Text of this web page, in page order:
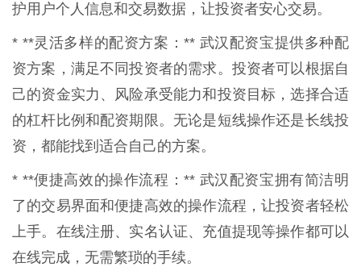
护用户个人信息和交易数据，让投资者安心交易。
* **灵活多样的配资方案：** 武汉配资宝提供多种配
资方案，满足不同投资者的需求。投资者可以根据自
己的资金实力、风险承受能力和投资目标，选择合适
的杠杆比例和配资期限。无论是短线操作还是长线投
资，都能找到适合自己的方案。
* **便捷高效的操作流程：** 武汉配资宝拥有简洁明
了的交易界面和便捷高效的操作流程，让投资者轻松
上手。在线注册、实名认证、充值提现等操作都可以
在线完成，无需繁琐的手续。